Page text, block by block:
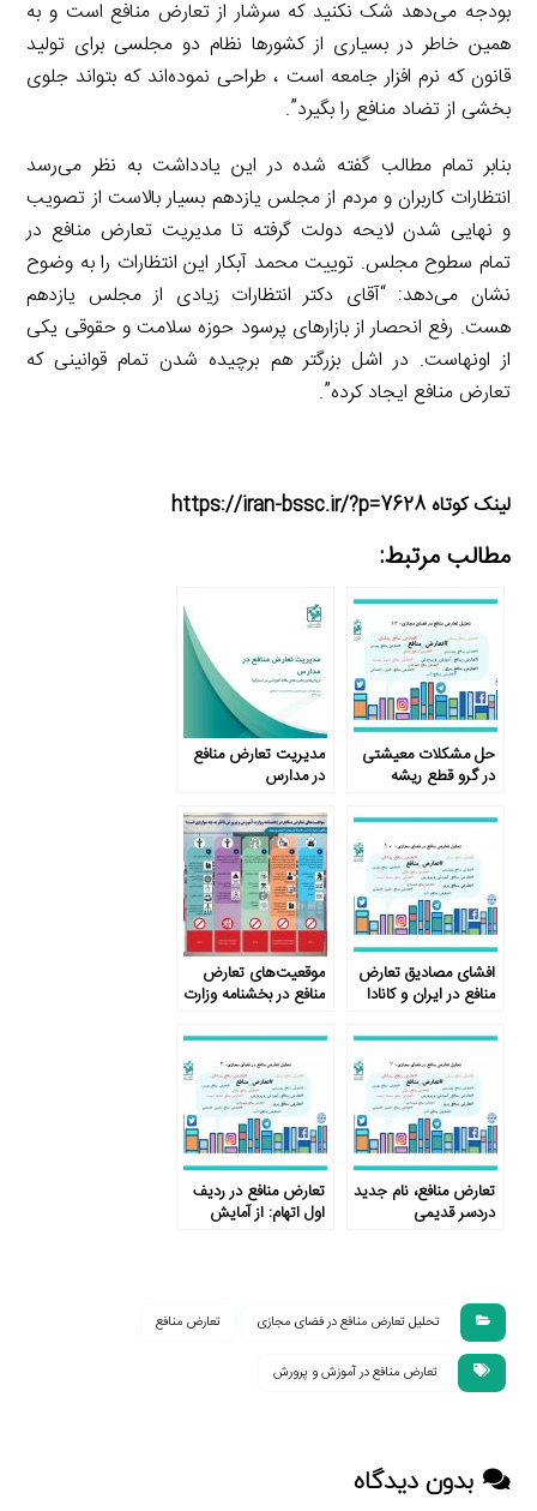
بودجه می‌دهد شک نکنید که سرشار از تعارض منافع است و به
همین خاطر در بسیاری از کشورها نظام دو مجلسی برای تولید
قانون که نرم افزار جامعه است ، طراحی نموده‌اند که بتواند جلوی
بخشی از تضاد منافع را بگیرد”.
بنابر تمام مطالب گفته شده در این یادداشت به نظر می‌رسد
انتظارات کاربران و مردم از مجلس یازدهم بسیار بالاست از تصویب
و نهایی شدن لایحه دولت گرفته تا مدیریت تعارض منافع در
تمام سطوح مجلس. توییت محمد آبکار این انتظارات را به وضوح
نشان می‌دهد: “آقای دکتر انتظارات زیادی از مجلس یازدهم
هست. رفع انحصار از بازارهای پرسود حوزه سلامت و حقوقی یکی
از اونهاست. در اشل بزرگتر هم برچیده شدن تمام قوانینی که
تعارض منافع ایجاد کرده”.
لینک کوتاه https://iran-bssc.ir/?p=7628
مطالب مرتبط:
حل مشکلات معیشتی
در گرو قطع ریشه
مدیریت تعارض منافع
در مدارس
افشای مصادیق تعارض
منافع در ایران و کانادا
موقعیت‌های تعارض
منافع در بخشنامه وزارت
به چه مواردی است؟
تعارض منافع، نام جدید
دردسر قدیمی
تعارض منافع در ردیف
اول اتهام: از آمایش
تحلیل تعارض منافع در فضای مجازی تعارض منافع
تعارض منافع در آموزش و پرورش
بدون دیدگاه